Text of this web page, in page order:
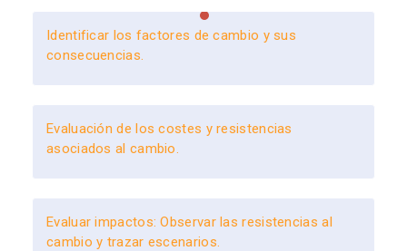
Identificar los factores de cambio y sus
consecuencias.
Evaluación de los costes y resistencias
asociados al cambio.
Evaluar impactos: Observar las resistencias al
cambio y trazar escenarios.